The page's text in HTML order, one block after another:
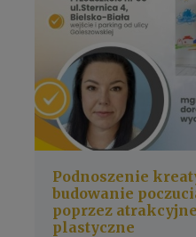
Podnoszenie
budowanie
poprzez
plastyczne